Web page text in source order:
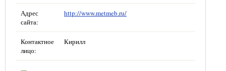
Адрес
сайта:
http://www.metmeb.ru/
Контактное
лицо:
Кирилл